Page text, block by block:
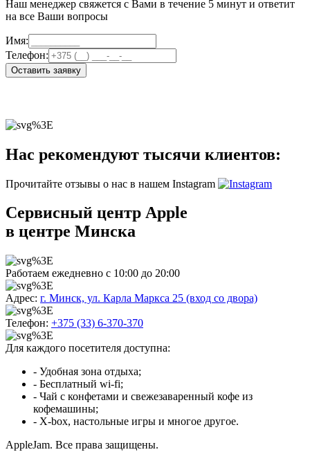
Наш менеджер свяжется с Вами в течение 5 минут и ответит
на все Ваши вопросы
Имя:
Телефон:
Оставить заявку
Нас рекомендуют тысячи клиентов:
Прочитайте отзывы о нас в нашем Instagram
Сервисный центр Apple
в центре Минска
Работаем ежедневно с 10:00 до 20:00
Адрес: г. Минск, ул. Карла Маркса 25 (вход со двора)
Телефон: +375 (33) 6-370-370
Для каждого посетителя доступна:
- Удобная зона отдыха;
- Бесплатный wi-fi;
- Чай с конфетами и свежезаваренный кофе из
кофемашины;
- X-box, настольные игры и многое другое.
AppleJam. Все права защищены.